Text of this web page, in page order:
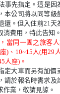
事先指定。這是因
本公司將以同等級
還。但入住前21天
費用，特此告知
當同一團之旅客
)、10~15人(用29
人座)。
定大車而另有加價
請於報名時需求及
作業，敬請見諒。